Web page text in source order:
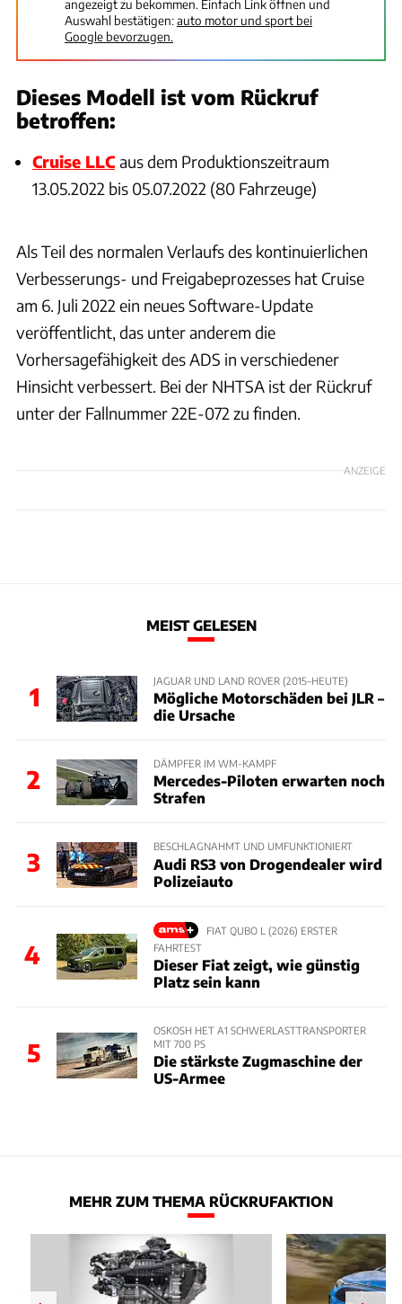
angezeigt zu bekommen. Einfach Link öffnen und
Auswahl bestätigen:auto motor und sport bei
Google bevorzugen.
Dieses Modell ist vom Rückruf
betroffen:
Cruise LLC aus dem Produktionszeitraum
13.05.2022 bis 05.07.2022 (80 Fahrzeuge)
Als Teil des normalen Verlaufs des kontinuierlichen
Verbesserungs- und Freigabeprozesses hat Cruise
am 6. Juli 2022 ein neues Software-Update
veröffentlicht, das unter anderem die
Vorhersagefähigkeit des ADS in verschiedener
Hinsicht verbessert. Bei der NHTSA ist der Rückruf
unter der Fallnummer 22E-072 zu finden.
ANZEIGE
MEIST GELESEN
1
JAGUAR UND LAND ROVER (2015–HEUTE)
Mögliche Motorschäden bei JLR –
die Ursache
2
DÄMPFER IM WM-KAMPF
Mercedes-Piloten erwarten noch
Strafen
3
BESCHLAGNAHMT UND UMFUNKTIONIERT
Audi RS3 von Drogendealer wird
Polizeiauto
4
FIAT QUBO L (2026) ERSTER
FAHRTEST
Dieser Fiat zeigt, wie günstig
Platz sein kann
5
OSKOSH HET A1 SCHWERLASTTRANSPORTER
MIT 700 PS
Die stärkste Zugmaschine der
US-Armee
MEHR ZUM THEMA RÜCKRUFAKTION